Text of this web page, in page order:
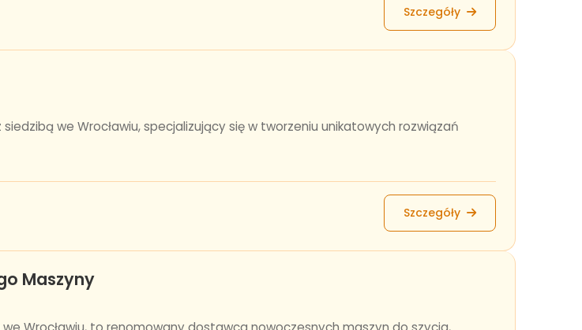
Szczegóły
we Wrocławiu, specjalizujący się w tworzeniu unikatowych rozwiązań
Szczegóły
Maszyny